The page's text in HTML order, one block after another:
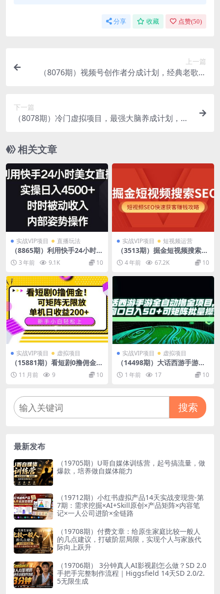
分享 收藏 点赞(50)
上一篇
（8076期）视频号创作者分成计划，经典老歌赛
下一篇
（8078期）冷门虚拟项目，最强大脑养成计划，一
相关文章
实战VIP项目 直播玩法
（8865期）利用快手24小时美
女直播，实操日入4500+，时
时被动收入，内部姿势操作
3 年前 9.1K 10
实战VIP项目 短视频运营
（3513期）掘金短视频搜索SE
O，短视频SEO快速获客赚钱
攻略4 年前 67.2K 10
实战VIP项目 虚拟项目
（15881期）看短剧0撸佣金，
可矩阵无限放大，单机日收益
200+，新手小白轻松上手！
11 月前 9 10
实战VIP项目 虚拟项目
（14498期）大话西游手游全
自动撸金项目，单窗口日入50
+可矩阵批量操作
1 年前 17 10
搜索
最新发布
（19705期）U哥自媒体训练营，起号搞流量，做
爆款，培养做自媒体能力
（19712期）小红书虚拟产品14天实战变现营-第
7期：需求挖掘×AI+Skill原创×产品矩阵×内容笔
记×一人公司进阶×全链路
（19708期）付费文章：给原生家庭比较一般人
的几点建议，打破阶层局限，实现个人与家族代
际向上跃升
（19706期） 3分钟真人AI影视剧怎么做？SD 2.0
手把手完整制作流程｜Higgsfield 14天SD 2.0/2.
5无限生成